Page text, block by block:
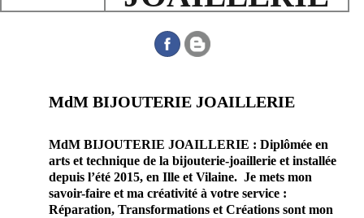
MdM BIJOUTERIE JOAILLERIE
MdM BIJOUTERIE JOAILLERIE : Diplômée en
arts et technique de la bijouterie-joaillerie et installée
depuis l’été 2015, en Ille et Vilaine. Je mets mon
savoir-faire et ma créativité à votre service :
Réparation, Transformations et Créations sont mon